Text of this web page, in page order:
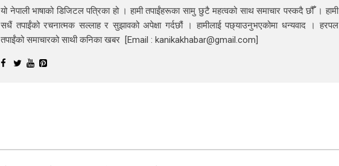
यो नेपाली भाषाको डिजिटल पत्रिका हो । हामी तपाईंहरूका सामु छुटै महत्वको साथ समाचार पस्कदै छौँँ । हामी
सधैं तपाईंको रचनात्मक सल्लाह र सुझावको अपेक्षा गर्दछौं । हामीलाई पछ्याउनुभएकोमा धन्यवाद । हरपल
तपाईंको समाचारको साथी कनिका खबर [Email : kanikakhabar@gmail.com]